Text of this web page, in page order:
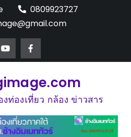
0809923727
งท่องเที่ยว กล้อง ข่าวสาร